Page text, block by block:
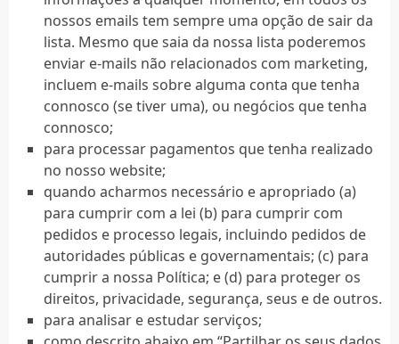
nossos emails tem sempre uma opção de sair da
lista. Mesmo que saia da nossa lista poderemos
enviar e-mails não relacionados com marketing,
incluem e-mails sobre alguma conta que tenha
connosco (se tiver uma), ou negócios que tenha
connosco;
para processar pagamentos que tenha realizado
no nosso website;
quando acharmos necessário e apropriado (a)
para cumprir com a lei (b) para cumprir com
pedidos e processo legais, incluindo pedidos de
autoridades públicas e governamentais; (c) para
cumprir a nossa Política; e (d) para proteger os
direitos, privacidade, segurança, seus e de outros.
para analisar e estudar serviços;